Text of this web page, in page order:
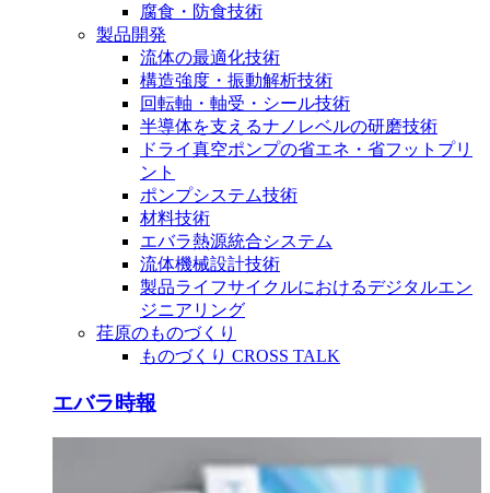
腐食・防食技術
製品開発
流体の最適化技術
構造強度・振動解析技術
回転軸・軸受・シール技術
半導体を支えるナノレベルの研磨技術
ドライ真空ポンプの省エネ・省フットプリ
ント
ポンプシステム技術
材料技術
エバラ熱源統合システム
流体機械設計技術
製品ライフサイクルにおけるデジタルエン
ジニアリング
荏原のものづくり
ものづくり CROSS TALK
エバラ時報